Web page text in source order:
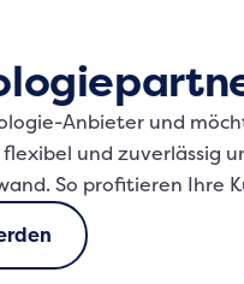
Anbieter und
und zuverlässig
So profitieren Ihre